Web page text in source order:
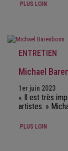
PLUS LOIN
ENTRETIEN
Michael
1er juin 2023
« Il est très
artistes. »
PLUS LOIN